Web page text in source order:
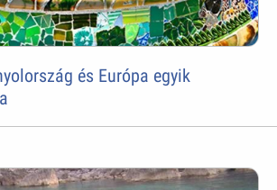
és Európa egyik